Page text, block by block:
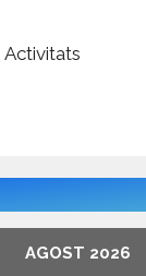
Activitats
AGOST 2026